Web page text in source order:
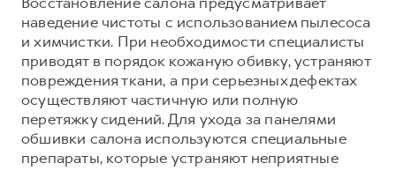
наведение чистоты с использованием пылесоса
и химчистки. При необходимости специалисты
приводят в порядок кожаную обивку, устраняют
повреждения ткани, а при серьезных дефектах
осуществляют частичную или полную
перетяжку сидений. Для ухода за панелями
обшивки салона используются специальные
препараты, которые устраняют неприятные